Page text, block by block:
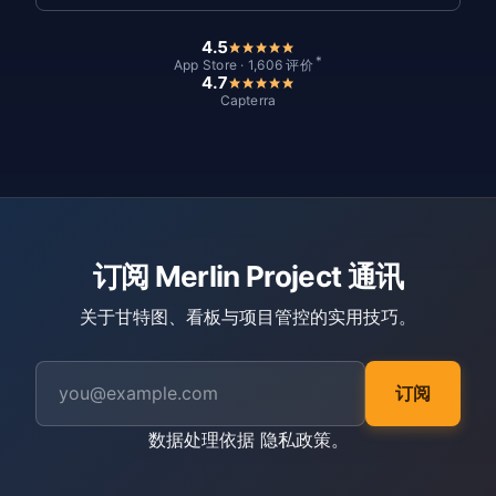
4.5
App Store · 1,606 评价 *
4.7
Capterra
订阅 Merlin Project 通讯
关于甘特图、看板与项目管控的实用技巧。
订阅
数据处理依据 隐私政策。